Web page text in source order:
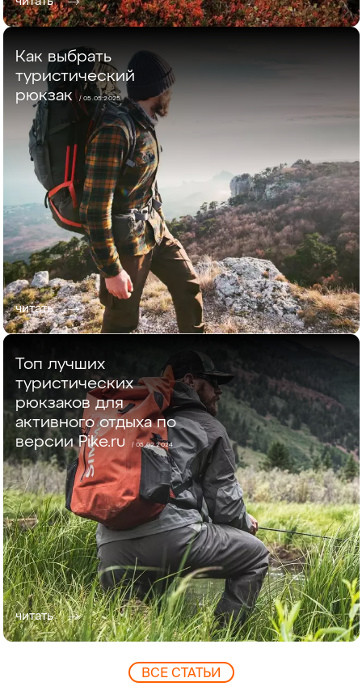
Как выбрать
туристический
рюкзак / 05.05.2025
читать
Топ лучших
туристических
рюкзаков для
активного отдыха по
версии Pike.ru / 05.02.2024
читать
ВCЕ СТАТЬИ